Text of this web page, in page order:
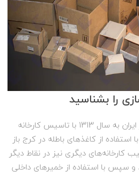
را بشناسید
تاریخچه کارتن سازی در ایران به سال 1313 با تاسیس کارخانه
استفاده از کاغذهای باطله در کرج باز
کارخانه‌های دیگری نیز در نقاط دیگر
و سپس با استفاده از خمیر‌های داخلی